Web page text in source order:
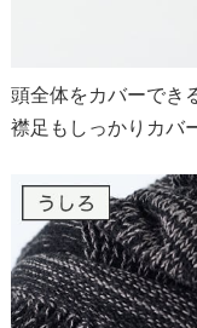
頭全体をカバーでき
襟足もしっかりカバ